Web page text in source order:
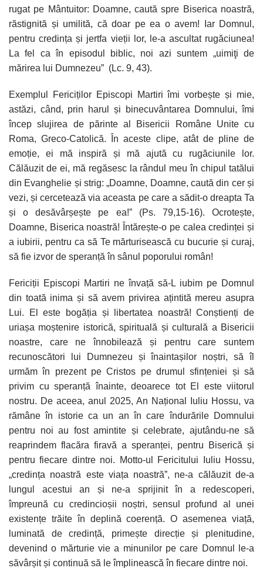
rugat pe Mântuitor: Doamne, caută spre Biserica noastră,
răstignită și umilită, că doar pe ea o avem! Iar Domnul,
pentru credința și jertfa vieții lor, le-a ascultat rugăciunea!
La fel ca în episodul biblic, noi azi suntem „uimiţi de
mărirea lui Dumnezeu” (Lc. 9, 43).
Exemplul Fericiților Episcopi Martiri îmi vorbește și mie,
astăzi, când, prin harul și binecuvântarea Domnului, îmi
încep slujirea de părinte al Bisericii Române Unite cu
Roma, Greco-Catolică. În aceste clipe, atât de pline de
emoție, ei mă inspiră și mă ajută cu rugăciunile lor.
Călăuzit de ei, mă regăsesc la rândul meu în chipul tatălui
din Evanghelie și strig: „Doamne, Doamne, caută din cer și
vezi, și cercetează via aceasta pe care a sădit-o dreapta Ta
și o desăvârșește pe ea!” (Ps. 79,15-16). Ocrotește,
Doamne, Biserica noastră! Întărește-o pe calea credinței și
a iubirii, pentru ca să Te mărturisească cu bucurie și curaj,
să fie izvor de speranță în sânul poporului român!
Fericiții Episcopi Martiri ne învață să-L iubim pe Domnul
din toată inima și să avem privirea ațintită mereu asupra
Lui. El este bogăția și libertatea noastră! Conștienți de
uriașa moștenire istorică, spirituală și culturală a Bisericii
noastre, care ne înnobilează și pentru care suntem
recunoscători lui Dumnezeu și înaintașilor noștri, să îl
urmăm în prezent pe Cristos pe drumul sfințeniei și să
privim cu speranță înainte, deoarece tot El este viitorul
nostru. De aceea, anul 2025, An Național Iuliu Hossu, va
rămâne în istorie ca un an în care îndurările Domnului
pentru noi au fost amintite și celebrate, ajutându-ne să
reaprindem flacăra firavă a speranței, pentru Biserică și
pentru fiecare dintre noi. Motto-ul Fericitului Iuliu Hossu,
„credința noastră este viața noastră”, ne-a călăuzit de-a
lungul acestui an și ne-a sprijinit în a redescoperi,
împreună cu credincioșii noștri, sensul profund al unei
existențe trăite în deplină coerență. O asemenea viață,
luminată de credință, primește direcție și plenitudine,
devenind o mărturie vie a minunilor pe care Domnul le-a
săvârșit și continuă să le împlinească în fiecare dintre noi.